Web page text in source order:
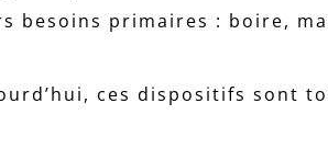
besoins primaires : boire,
ces dispositifs sont